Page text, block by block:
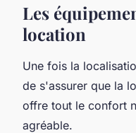
Les
location
Une fois la
de s'assurer que la
offre tout le confort
agréable.